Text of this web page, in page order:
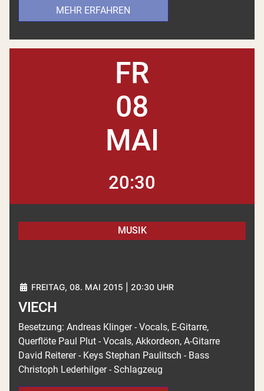
MEHR ERFAHREN
FR
08
MAI
20:30
MUSIK
FREITAG, 08. MAI 2015 | 20:30 UHR
VIECH
Besetzung: Andreas Klinger - Vocals, E-Gitarre,
Querflöte Paul Plut - Vocals, Akkordeon, A-Gitarre
David Reiterer - Keys Stephan Paulitsch - Bass
Christoph Lederhilger - Schlagzeug